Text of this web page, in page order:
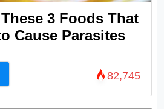
3 Foods That
Cause Parasites
82,745